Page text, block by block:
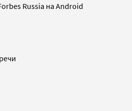
Russia на Android